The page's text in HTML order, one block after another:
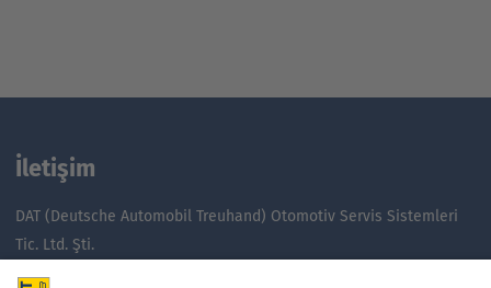
İletişim
DAT (Deutsche Automobil Treuhand) Otomotiv Servis Sistemleri
Tic. Ltd. Şti.
Yeşilbağlar Mahallesi D-100 Bulvarı Pera Office Binası No:20 / 78,